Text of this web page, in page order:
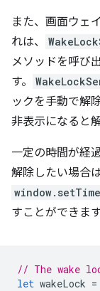
また、画面ウェ
れは、
メソッドを呼び
す。
ックを手動で解
非表示になると
一定の時間が経
解除したい場合
すことができます
// The wake
let wakeLock =